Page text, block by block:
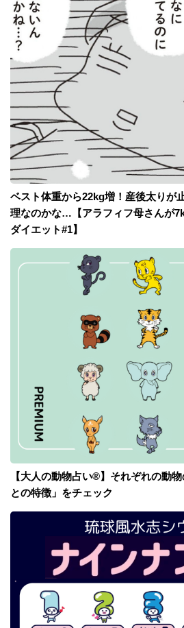
ベスト体重から22kg増！産後太りが
理なのかな…【アラフィフ母さんが
ダイエット#1】
【大人の動物占い®】それぞれの動
との特徴」をチェック